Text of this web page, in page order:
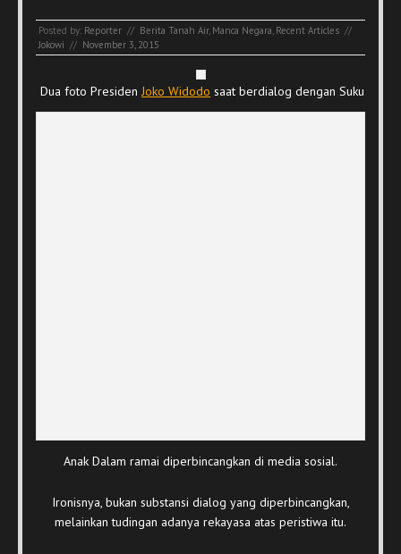
Posted by: Reporter // Berita Tanah Air, Manca Negara, Recent Articles //
Jokowi // November 3, 2015
Dua foto Presiden Joko Widodo saat berdialog dengan Suku
Anak Dalam ramai diperbincangkan di media sosial.
Ironisnya, bukan substansi dialog yang diperbincangkan,
melainkan tudingan adanya rekayasa atas peristiwa itu.